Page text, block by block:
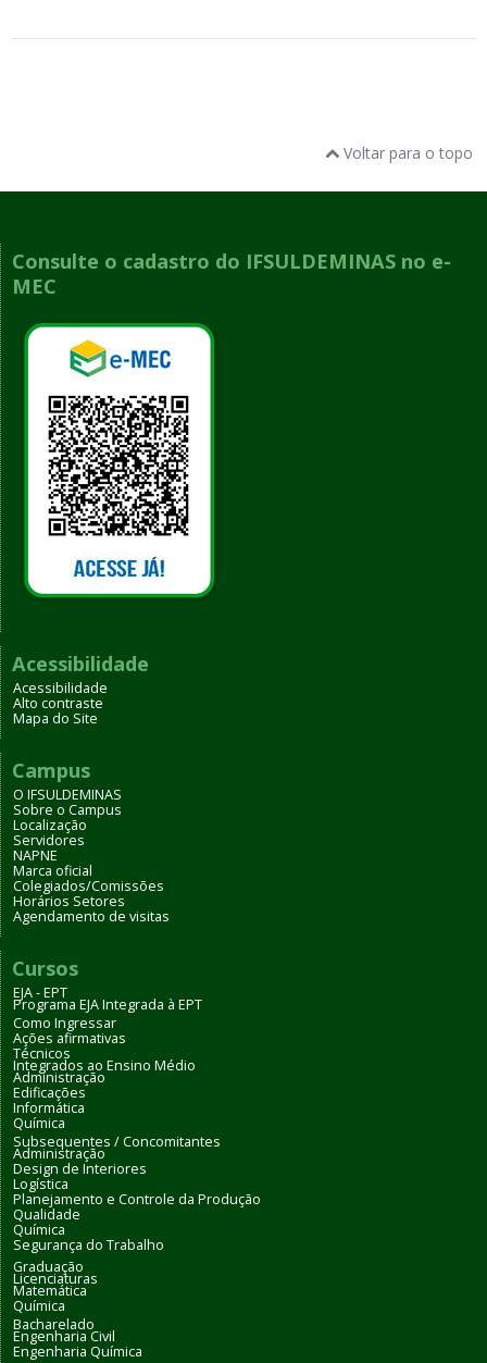
Voltar para o topo
Consulte o cadastro do IFSULDEMINAS no e-
MEC
Acessibilidade
Acessibilidade
Alto contraste
Mapa do Site
Campus
O IFSULDEMINAS
Sobre o Campus
Localização
Servidores
NAPNE
Marca oficial
Colegiados/Comissões
Horários Setores
Agendamento de visitas
Cursos
EJA - EPT
Programa EJA Integrada à EPT
Como Ingressar
Ações afirmativas
Técnicos
Integrados ao Ensino Médio
Administração
Edificações
Informática
Química
Subsequentes / Concomitantes
Administração
Design de Interiores
Logística
Planejamento e Controle da Produção
Qualidade
Química
Segurança do Trabalho
Graduação
Licenciaturas
Matemática
Química
Bacharelado
Engenharia Civil
Engenharia Química